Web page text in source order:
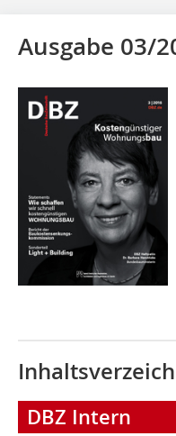
Ausgabe 03/
DBZ Intern